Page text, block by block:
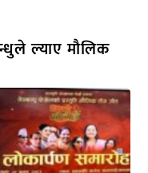
ल्याए मौलिक